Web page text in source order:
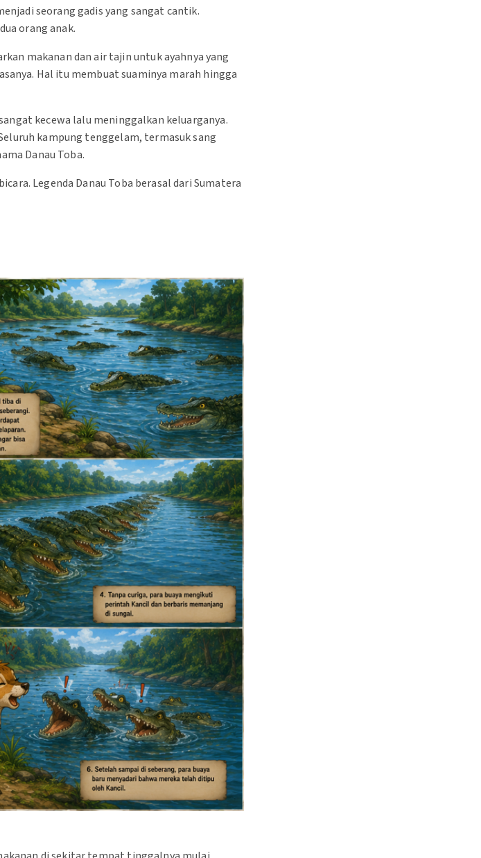
seorang gadis yang sangat cantik.
orang anak.
makanan dan air tajin untuk ayahnya yang
Hal itu membuat suaminya marah hingga
kecewa lalu meninggalkan keluarganya.
kampung tenggelam, termasuk sang
Danau Toba.
Legenda Danau Toba berasal dari Sumatera